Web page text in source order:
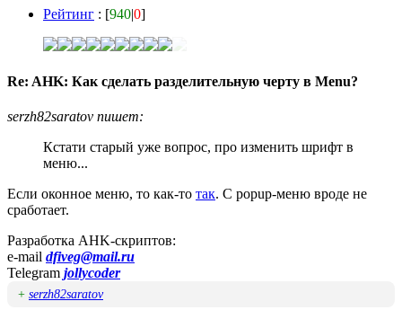
Рейтинг : [940|0]
Re: AHK: Как сделать разделительную черту в Menu?
serzh82saratov пишет:
Кстати старый уже вопрос, про изменить шрифт в
меню...
Если оконное меню, то как-то так. С popup-меню вроде не
сработает.
Разработка AHK-скриптов:
e-mail dfiveg@mail.ru
Telegram jollycoder
+ serzh82saratov